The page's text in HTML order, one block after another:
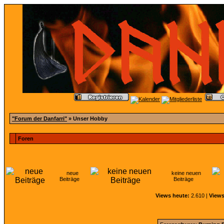
"Forum der Danfarri" » Unser Hobby
Foren
neue
Beiträge
keine neuen
Beiträge
Views heute: 2.610 |